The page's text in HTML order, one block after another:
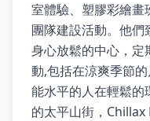
室體驗、塑膠彩繪畫
團隊建設活動。他
身心放鬆的中心，定
動,包括在涼爽季節
能水平的人在輕鬆的
的太平山街，